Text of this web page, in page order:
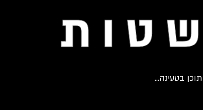
תוכן בטעינה...